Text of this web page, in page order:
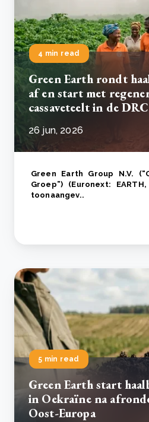
4 min read
Green Earth rondt
af en start met
cassaveteelt in de DRC
26 jun, 2026
Green Earth Group N.V.
Groep”) (Euronext:
toonaangev..
5 min read
Green Earth start
in Oekraïne na
Oost-Europa